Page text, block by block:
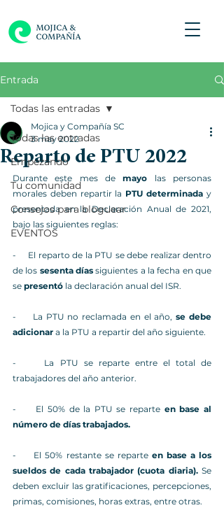
Entrada
Todas las entradas
Empezando
Tu comunidad
Consejos para bloguear
EVENTOS
Todas las entradas
Reparto de PTU 2022
Mojica y Compañía SC
3 may 2022
Durante este mes de mayo las personas
morales deben repartir la PTU determinada y
presentada en la Declaración Anual de 2021,
bajo las siguientes reglas:
-     El reparto de la PTU se debe realizar dentro
de los sesenta días siguientes a la fecha en que
se presentó la declaración anual del ISR.
-     La PTU no reclamada en el año, se debe
adicionar a la PTU a repartir del año siguiente.
-     La PTU se reparte entre el total de
trabajadores del año anterior.
-     El 50% de la PTU se reparte en base al
número de días trabajados.
-     El 50% restante se reparte en base a los
sueldos de cada trabajador (cuota diaria). Se
deben excluir las gratificaciones, percepciones,
primas, comisiones, horas extras, entre otras.